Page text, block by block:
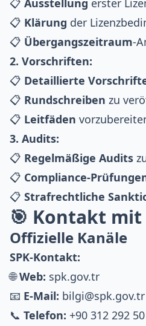
📋 Klärung der
📋 Übergangszeitraum-
2. Vorschriften:
📋 Detaillierte
📋 Rundschreiben zu
📋 Leitfäden
3. Audits:
📋 Regelmäßige Audits
📋 Compliance-
📋 Strafrechtliche
🎯 Kontakt mit
Offizielle Kanäle
SPK-Kontakt:
🌐Web: spk.gov.tr
📧 E-Mail: bilgi@spk.gov.tr
📞 Telefon: +90 312 292